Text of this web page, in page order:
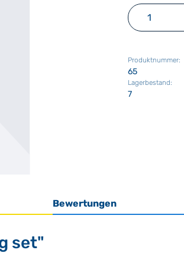
Produkt
Produktnummer:
65
Lagerbestand:
7
Bewertungen
set"